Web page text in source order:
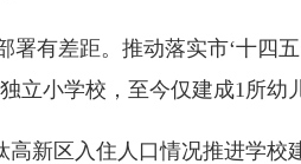
有差距。推动落实市‘十四五
立小学校，至今仅建成1所幼
区入住人口情况推进学校